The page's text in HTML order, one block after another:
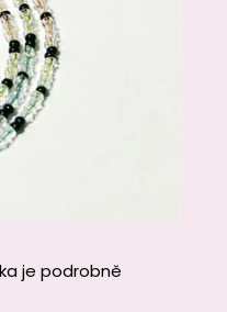
je podrobně